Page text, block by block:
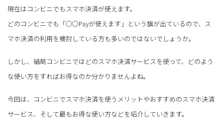
現在はコンビニでもスマホ決済が使えます。
どのコンビニでも「○○Payが使えます」という旗が出ているので、ス
マホ決済の利用を検討している方も多いのではないでしょうか。
しかし、結局コンビニではどのスマホ決済サービスを使って、どのよう
な使い方をすればお得なのか分かりませんよね。
今回は、コンビニでスマホ決済を使うメリットやおすすめのスマホ決済
サービス、そして最もお得な使い方などを紹介していきます。